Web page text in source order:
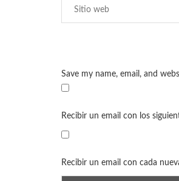
Save my name, email, and
Recibir un email con los
Recibir un email con cada